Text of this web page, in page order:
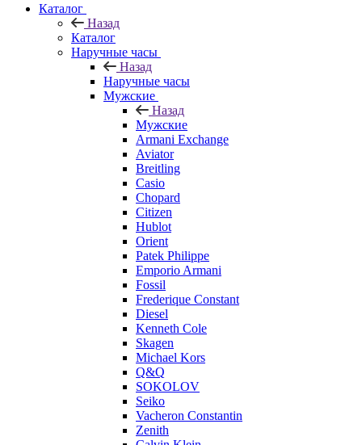
Каталог
Назад
Каталог
Наручные часы
Назад
Наручные часы
Мужские
Назад
Мужские
Armani Exchange
Aviator
Breitling
Casio
Chopard
Citizen
Hublot
Orient
Patek Philippe
Emporio Armani
Fossil
Frederique Constant
Diesel
Kenneth Cole
Skagen
Michael Kors
Q&Q
SOKOLOV
Seiko
Vacheron Constantin
Zenith